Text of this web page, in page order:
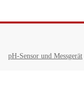
pH-Sensor und Messgerät